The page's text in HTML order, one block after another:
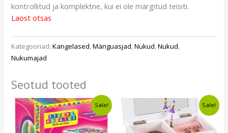
kontrollitud ja komplektne, kui ei ole märgitud teisiti.
Laost otsas
Kategooriad:Kangelased,Mänguasjad,Nukud,Nukud,
Nukumajad
Seotud tooted
Sale!
Algne
hind
oli:
€12,49.
Current
price
is:
€9,49.
Sale!
Algne
hind
oli:
€17,57.
Current
price
is:
€14,49.